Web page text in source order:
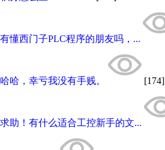
有懂西门子PLC程序的朋友吗，...
哈哈，幸亏我没有手贱。 [174]
求助！有什么适合工控新手的文...